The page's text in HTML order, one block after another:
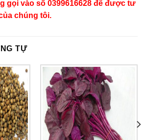
gọi vào số 0399616628 để được tư
chúng tôi.
TỰ